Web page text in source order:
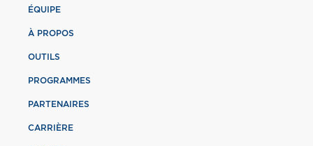
ÉQUIPE
À PROPOS
OUTILS
PROGRAMMES
PARTENAIRES
CARRIÈRE